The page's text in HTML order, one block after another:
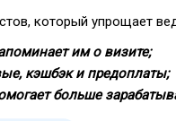
который упрощает
им о визите;
кэшбэк и предоплаты;
больше